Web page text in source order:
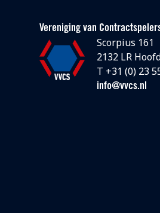
Vereniging van
Scorpius 161
2132 LR
T +31 (0) 23
info@vvcs.nl